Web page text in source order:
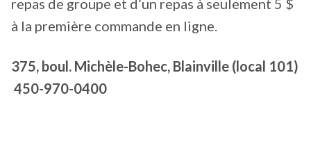
repas de groupe et d’un repas à seulement 5 $
à la première commande en ligne.
375, boul. Michèle-Bohec, Blainville (local 101)
450-970-0400